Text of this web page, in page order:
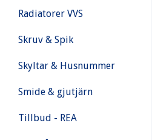
Radiatorer VVS
Skruv & Spik
Skyltar & Husnummer
Smide & gjutjärn
Tillbud - REA